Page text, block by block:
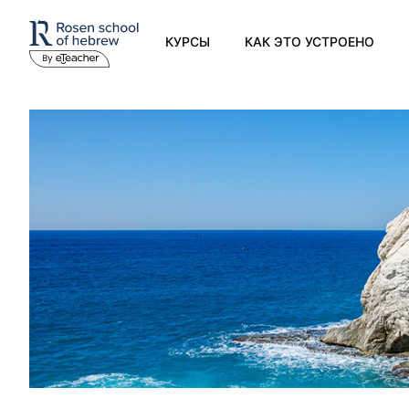
КУРСЫ КАК ЭТО УСТРОЕНО